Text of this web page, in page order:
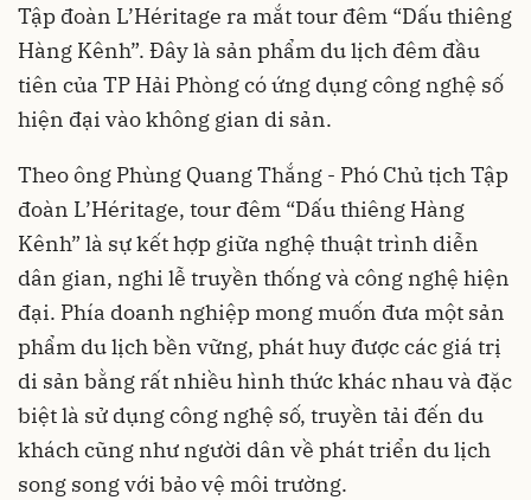
Tập đoàn L’Héritage ra mắt tour đêm “Dấu thiêng
Hàng Kênh”. Đây là sản phẩm du lịch đêm đầu
tiên của TP Hải Phòng có ứng dụng công nghệ số
hiện đại vào không gian di sản.
Theo ông Phùng Quang Thắng - Phó Chủ tịch Tập
đoàn L’Héritage, tour đêm “Dấu thiêng Hàng
Kênh” là sự kết hợp giữa nghệ thuật trình diễn
dân gian, nghi lễ truyền thống và công nghệ hiện
đại. Phía doanh nghiệp mong muốn đưa một sản
phẩm du lịch bền vững, phát huy được các giá trị
di sản bằng rất nhiều hình thức khác nhau và đặc
biệt là sử dụng công nghệ số, truyền tải đến du
khách cũng như người dân về phát triển du lịch
song song với bảo vệ môi trường.